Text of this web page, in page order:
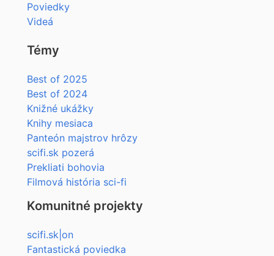
Poviedky
Videá
Témy
Best of 2025
Best of 2024
Knižné ukážky
Knihy mesiaca
Panteón majstrov hrôzy
scifi.sk pozerá
Prekliati bohovia
Filmová história sci-fi
Komunitné projekty
scifi.sk|on
Fantastická poviedka